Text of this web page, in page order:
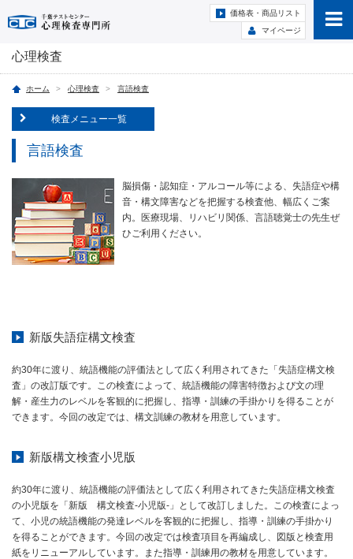
価格表・商品リスト
マイページ
心理検査
ホーム 心理検査 言語検査
検査メニュー一覧
言語検査
脳損傷・認知症・アルコール等による、失語症や構
音・構文障害などを把握する検査他、幅広くご案
内。医療現場、リハビリ関係、言語聴覚士の先生ぜ
ひご利用ください。
新版失語症構文検査
約30年に渡り、統語機能の評価法として広く利用されてきた「失語症構文検
査」の改訂版です。この検査によって、統語機能の障害特徴および文の理
解・産生力のレベルを客観的に把握し、指導・訓練の手掛かりを得ることが
できます。今回の改定では、構文訓練の教材を用意しています。
新版構文検査小児版
約30年に渡り、統語機能の評価法として広く利用されてきた失語症構文検査
の小児版を「新版 構文検査-小児版-」として改訂しました。この検査によっ
て、小児の統語機能の発達レベルを客観的に把握し、指導・訓練の手掛かり
を得ることができます。今回の改定では検査項目を再編成し、図版と検査用
紙をリニューアルしています。また指導・訓練用の教材を用意しています。